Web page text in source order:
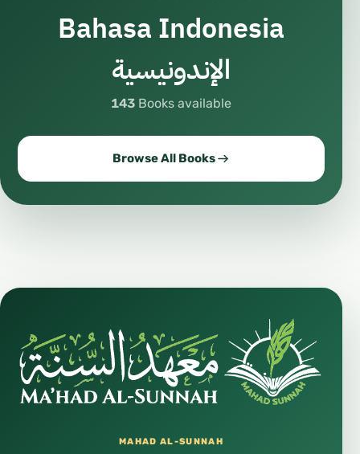
Bahasa Indonesia
الإندونيسية
143 Books available
Browse All Books
MAHAD AL-SUNNAH